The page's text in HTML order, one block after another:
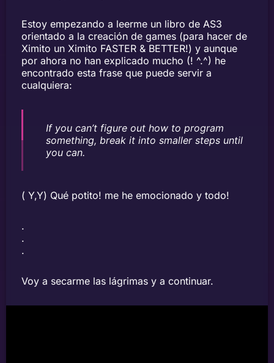
Estoy empezando a leerme un libro de AS3
orientado a la creación de games (para hacer de
Ximito un Ximito FASTER & BETTER!) y aunque
por ahora no han explicado mucho (! ^.^) he
encontrado esta frase que puede servir a
cualquiera:
If you can’t figure out how to program
something, break it into smaller steps until
you can.
( Y,Y) Qué potito! me he emocionado y todo!
.
.
.
Voy a secarme las lágrimas y a continuar.